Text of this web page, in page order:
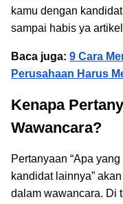
kamu dengan
sampai habis ya
Baca juga: 9 Cara
Perusahaan Harus
Kenapa
Wawancara?
Pertanyaan “Apa
kandidat lainnya”
dalam wawancara. Di